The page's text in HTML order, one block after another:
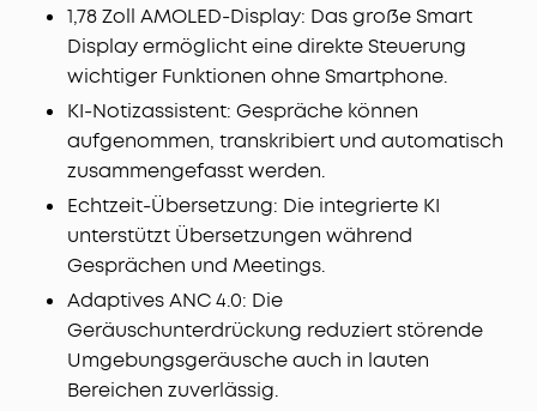
1,78 Zoll AMOLED-Display: Das große Smart
Display ermöglicht eine direkte Steuerung
wichtiger Funktionen ohne Smartphone.
KI-Notizassistent: Gespräche können
aufgenommen, transkribiert und automatisch
zusammengefasst werden.
Echtzeit-Übersetzung: Die integrierte KI
unterstützt Übersetzungen während
Gesprächen und Meetings.
Adaptives ANC 4.0: Die
Geräuschunterdrückung reduziert störende
Umgebungsgeräusche auch in lauten
Bereichen zuverlässig.